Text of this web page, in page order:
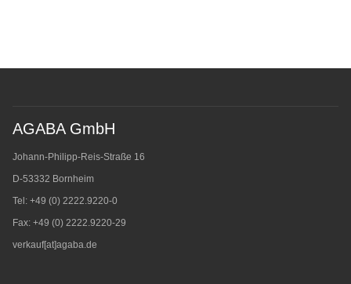
AGABA GmbH
Johann-Philipp-Reis-Straße 16
D-53332 Bornheim
Tel: +49 (0) 2222.9220-0
Fax: +49 (0) 2222.9220-29
verkauf[at]agaba.de